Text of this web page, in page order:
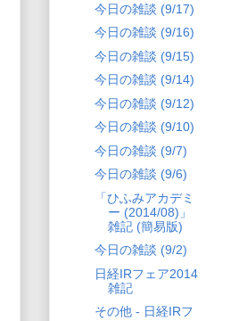
今日の雑談 (9/17)
今日の雑談 (9/16)
今日の雑談 (9/15)
今日の雑談 (9/14)
今日の雑談 (9/12)
今日の雑談 (9/10)
今日の雑談 (9/7)
今日の雑談 (9/6)
「ひふみアカデミ
ー (2014/08)」
雑記 (簡易版)
今日の雑談 (9/2)
日経IRフェア2014
雑記
その他 - 日経IRフ